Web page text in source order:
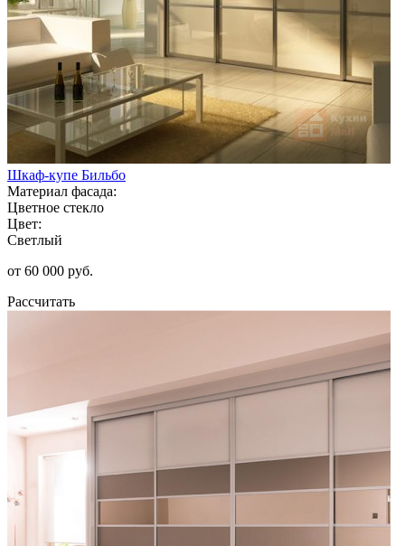
Шкаф-купе Бильбо
Материал фасада:
Цветное стекло
Цвет:
Светлый
от 60 000 руб.
Рассчитать